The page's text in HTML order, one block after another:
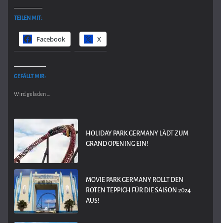
TEILEN MIT:
Facebook X
GEFÄLLT MIR:
Wird geladen …
HOLIDAY PARK GERMANY LÄDT ZUM
GRAND OPENING EIN!
MOVIE PARK GERMANY ROLLT DEN
ROTEN TEPPICH FÜR DIE SAISON 2024
AUS!